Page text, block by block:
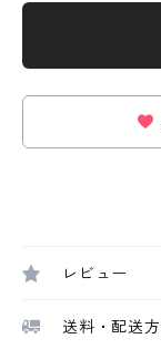
レビュー
送料・配送